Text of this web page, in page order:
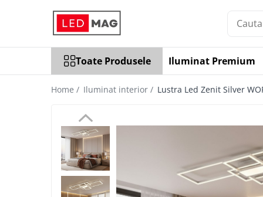
Toate Produsele
Iluminat interior
Aplice Baie
Aplice perete
Toate Produsele Iluminat Premium
Home / Iluminat interior / Lustra Led Zenit Silver